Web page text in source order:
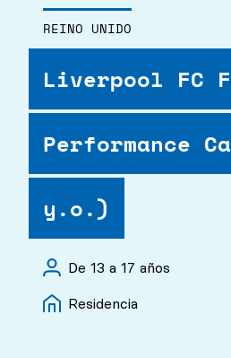
REINO UNIDO
Liverpool FC
Performance
y.o.)
De 13 a 17 años
Residencia